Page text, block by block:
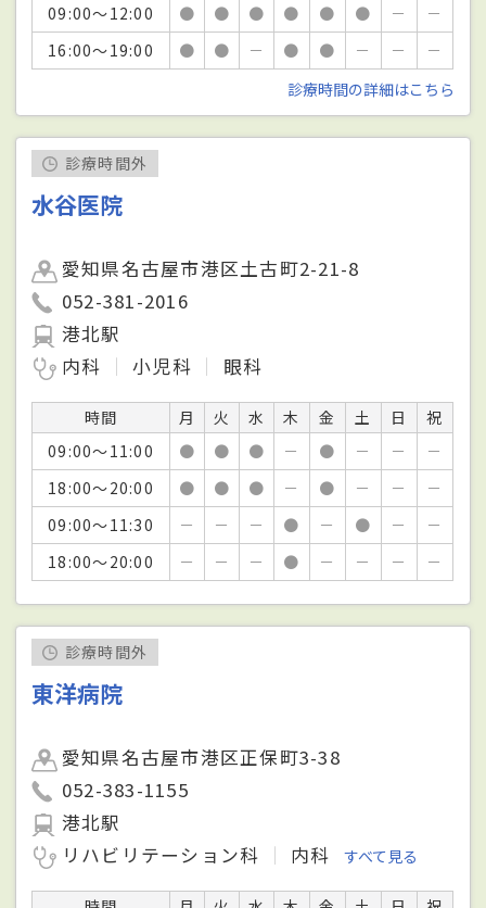
09:00～12:00
● ● ● ● ● ● －
－
16:00～19:00
● ● － ● ● － －
－
診療時間の詳細はこちら
診療時間外
水谷医院
愛知県名古屋市港区土古町2-21-8
052-381-2016
港北駅
内科
小児科 眼科
時間 月 火 水 木 金 土 日
祝
09:00～11:00
● ● ● － ● － －
－
18:00～20:00
● ● ● － ● － －
－
09:00～11:30
－ － － ● － ● －
－
18:00～20:00
－ － － ● － － － －
診療時間外
東洋病院
愛知県名古屋市港区正保町3-38
052-383-1155
港北駅
リハビリテーション科
内科 すべて見る